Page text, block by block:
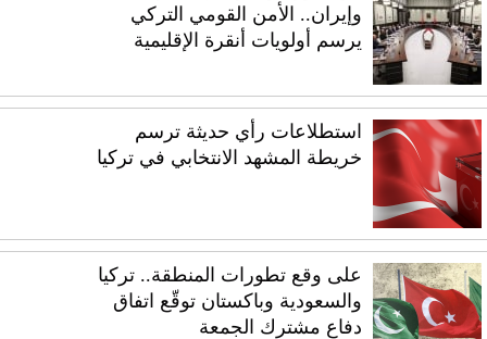
وإيران.. الأمن القومي التركي
يرسم أولويات أنقرة الإقليمية
استطلاعات رأي حديثة ترسم
خريطة المشهد الانتخابي في تركيا
على وقع تطورات المنطقة.. تركيا
والسعودية وباكستان توقّع اتفاق
دفاع مشترك الجمعة